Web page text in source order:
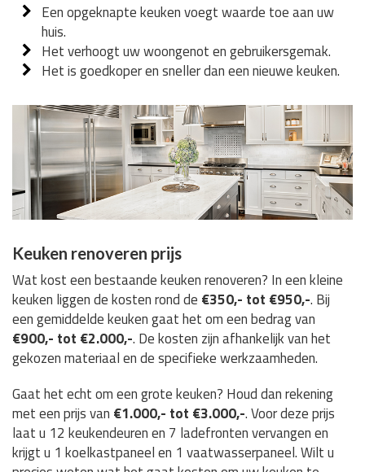
Een opgeknapte keuken voegt waarde toe aan uw
huis.
Het verhoogt uw woongenot en gebruikersgemak.
Het is goedkoper en sneller dan een nieuwe keuken.
Keuken renoveren prijs
Wat kost een bestaande keuken renoveren? In een kleine
keuken liggen de kosten rond de €350,- tot €950,-. Bij
een gemiddelde keuken gaat het om een bedrag van
€900,- tot €2.000,-. De kosten zijn afhankelijk van het
gekozen materiaal en de specifieke werkzaamheden.
Gaat het echt om een grote keuken? Houd dan rekening
met een prijs van €1.000,- tot €3.000,-. Voor deze prijs
laat u 12 keukendeuren en 7 ladefronten vervangen en
krijgt u 1 koelkastpaneel en 1 vaatwasserpaneel. Wilt u